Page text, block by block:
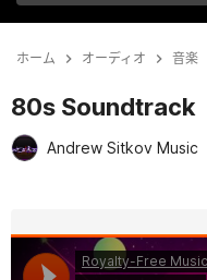
ホーム オーディオ 音楽
80s Soundtrack
Andrew Sitkov Music